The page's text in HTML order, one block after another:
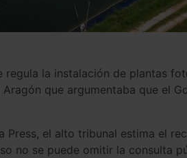
regula la instalación de plantas
que argumentaba que el
Press, el alto tribunal estima el
no se puede omitir la consulta